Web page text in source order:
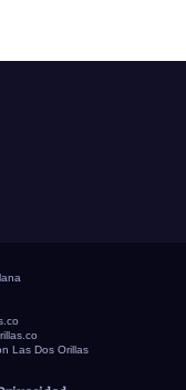
Las Dos Orillas